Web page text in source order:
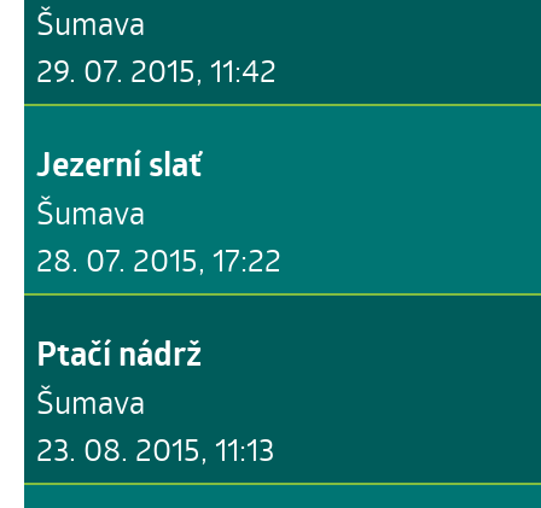
29. 07. 2015, 11:42
Šumava
28. 07. 2015, 17:22
Jezerní slať
Šumava
23. 08. 2015, 11:13
Ptačí nádrž
Šumava